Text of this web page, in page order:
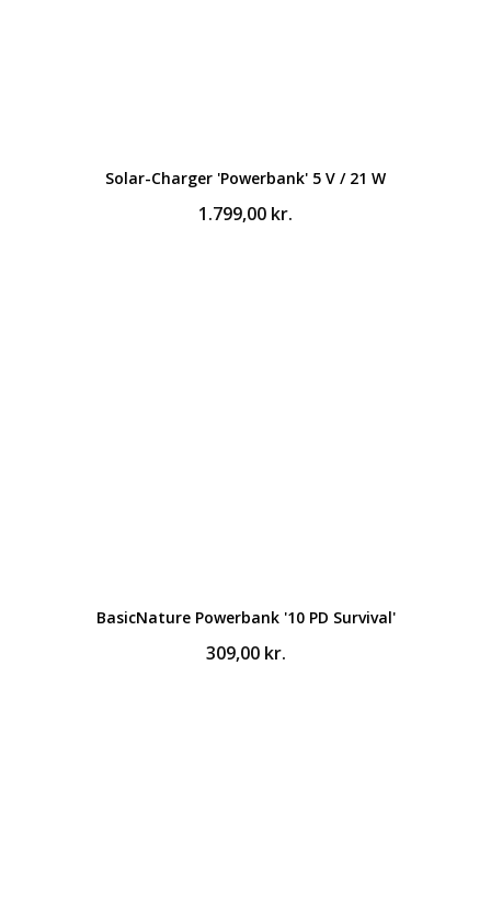
Solar-Charger 'Powerbank' 5 V / 21 W
1.799,00 kr.
BasicNature Powerbank '10 PD Survival'
309,00 kr.